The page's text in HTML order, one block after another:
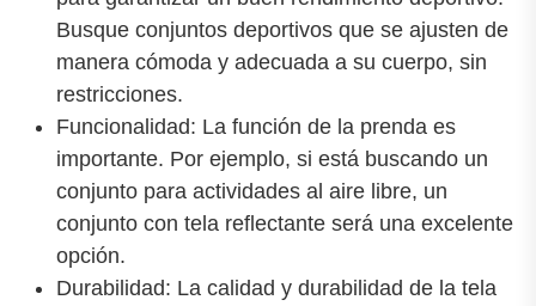
Busque conjuntos deportivos que se ajusten de
manera cómoda y adecuada a su cuerpo, sin
restricciones.
Funcionalidad: La función de la prenda es
importante. Por ejemplo, si está buscando un
conjunto para actividades al aire libre, un
conjunto con tela reflectante será una excelente
opción.
Durabilidad: La calidad y durabilidad de la tela